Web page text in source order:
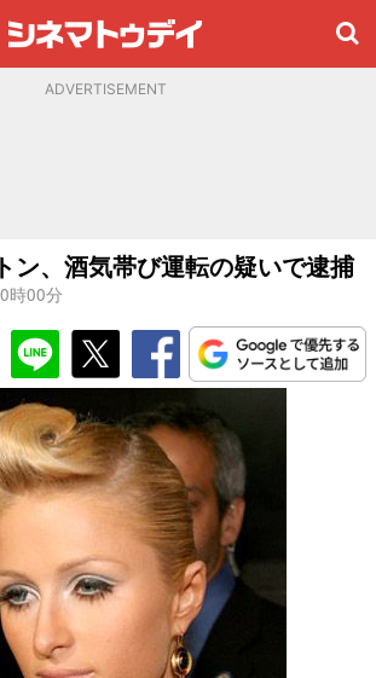
ADVERTISEMENT
ン、酒気帯び運転の疑いで逮捕
0時00分